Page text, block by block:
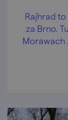
Rajhrad
za Brno.
Morawach